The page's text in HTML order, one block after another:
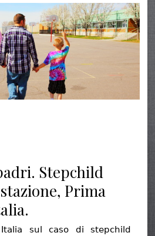
Stepchild
Prima
sul caso di stepchild